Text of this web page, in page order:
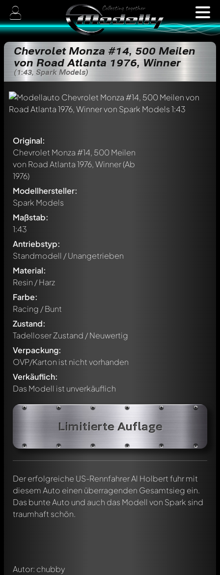
Chevrolet Monza #14, 500 Meilen
von Road Atlanta 1976, Winner
(1:43, Spark Models)
Original:
Chevrolet Monza #14, 500 Meilen
von Road Atlanta 1976, Winner(Ab
1976)
Modellhersteller:
Spark Models
Maßstab:
1:43
Antriebstyp:
Standmodell / Unangetrieben
Material:
Resin / Harz
Farbe:
Racing / Bunt
Zustand:
Tadelloser Zustand / Neuwertig
Verpackung:
OVP/Karton ist nicht vorhanden
Verkäuflich:
Das Modell ist unverkäuflich
Limitierte Auflage
Der erfolgreiche US-Rennfahrer Al Holbert fuhr mit
diesem Auto einen überragenden Gesamtsieg ein.
Das bunte Auto und auch das Modell von Spark sind
traumhaft schön.
Autor: chubby
Schreibe jetzt einen ersten Kommentar zu diesem Modell!
Jeder Kommentar kann von allen Mitgliedern diskutiert
werden. Es ist wie ein Chat.
Erwähne andere Modelly-Mitglieder durch die